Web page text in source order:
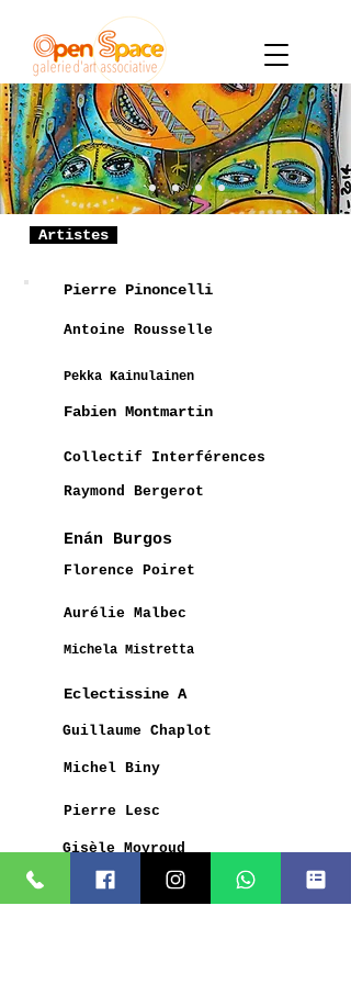
Artistes
Pierre Pinoncelli
Antoine Rousselle
Fabien Montmartin
Pekka Kainulainen
Collectif Interférences
Raymond Bergerot
Enán Burgos
Florence Poiret
Aurélie Malbec
Michela Mistretta
Eclectissine A
Guillaume Chaplot
Michel Biny
Pierre Lesc
Gisèle Moyroud
Mamezelle Diarra